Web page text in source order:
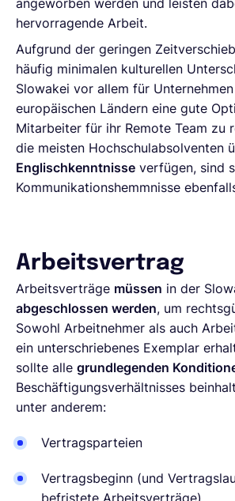
angeworben werden und leisten
hervorragende Arbeit.
Aufgrund der geringen
häufig minimalen kulturellen
Slowakei vor allem für
europäischen Ländern eine gute
Mitarbeiter für ihr Remote Team zu
die meisten Hochschulabsolventen
Englischkenntnisse verfügen, sind
Kommunikationshemmnisse
Arbeitsvertrag
Arbeitsverträge müssen in der
abgeschlossen werden, um
Sowohl Arbeitnehmer als auch
ein unterschriebenes Exemplar
sollte alle grundlegenden
Beschäftigungsverhältnisses
unter anderem:
Vertragsparteien
Vertragsbeginn (und
befristete Arbeitsverträge)